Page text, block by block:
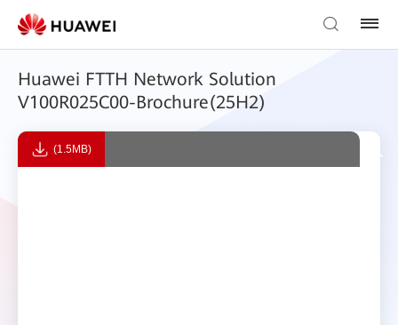
Huawei FTTH Network Solution
V100R025C00-Brochure(25H2)
(1.5MB)